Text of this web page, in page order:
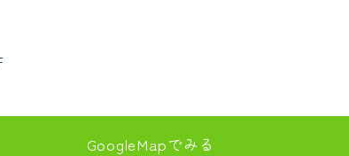
GoogleMapでみる